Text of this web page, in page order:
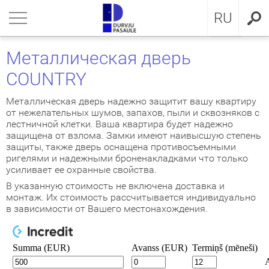
RU
LV
Металлическая дверь
COUNTRY
Металлическая дверь надежно защитит вашу квартиру
от нежелательных шумов, запахов, пыли и сквозняков с
лестничной клетки. Ваша квартира будет надежно
защищена от взлома. Замки имеют наивысшую степень
защиты, также дверь оснащена противосъемными
ригелями и надежными броненакладками что только
усиливает ее охранные свойства.
В указанную стоимость не включена доставка и
монтаж. Их стоимость рассчитывается индивидуально
в зависимости от Вашего местонахождения.
В ДОМ
ДВЕРИ
ОБОИ
коллекция
входные двери для
входные двери для
двери с МДФ
входные двери
64mm
входные двери
GLASS
INOX
CLASSIC
MODERN
двери
сложного исполнения
классика
двери
коллекция
коллекция
коллекция
двери
двери
конфиденциальности
Cookies